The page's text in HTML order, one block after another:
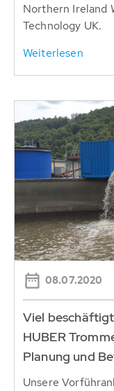
Northern Ireland
Technology UK.
Weiterlesen
08.07.2020
Viel
HUBER
Planung und
Unsere